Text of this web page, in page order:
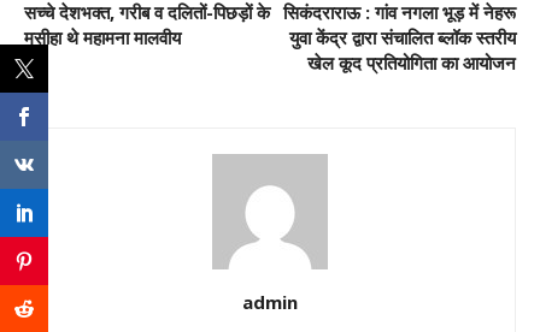
सच्चे देशभक्त, गरीब व दलितों-पिछड़ों के
मसीहा थे महामना मालवीय
सिकंदराराऊ : गांव नगला भूड़ में नेहरू
युवा केंद्र द्वारा संचालित ब्लॉक स्तरीय
खेल कूद प्रतियोगिता का आयोजन
admin